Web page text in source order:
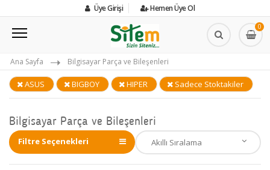
Üye Girişi Hemen Üye Ol
0
Ana Sayfa Bilgisayar Parça ve Bileşenleri
ASUS BIGBOY HIPER Sadece Stoktakiler
Bilgisayar Parça ve Bileşenleri
Filtre Seçenekleri